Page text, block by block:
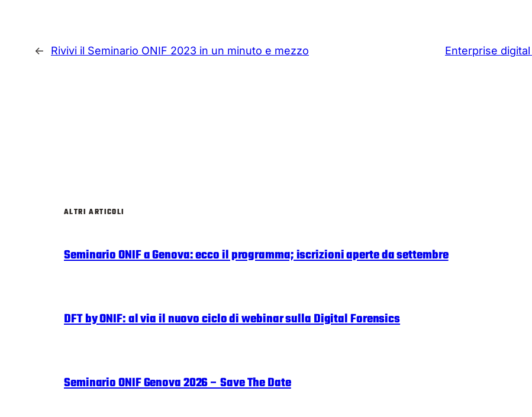
← Rivivi il Seminario ONIF 2023 in un minuto e mezzo Enterprise
ALTRI ARTICOLI
Seminario ONIF a Genova: ecco il programma; iscrizioni aperte da settembre
DFT by ONIF: al via il nuovo ciclo di webinar sulla Digital Forensics
Seminario ONIF Genova 2026 – Save The Date